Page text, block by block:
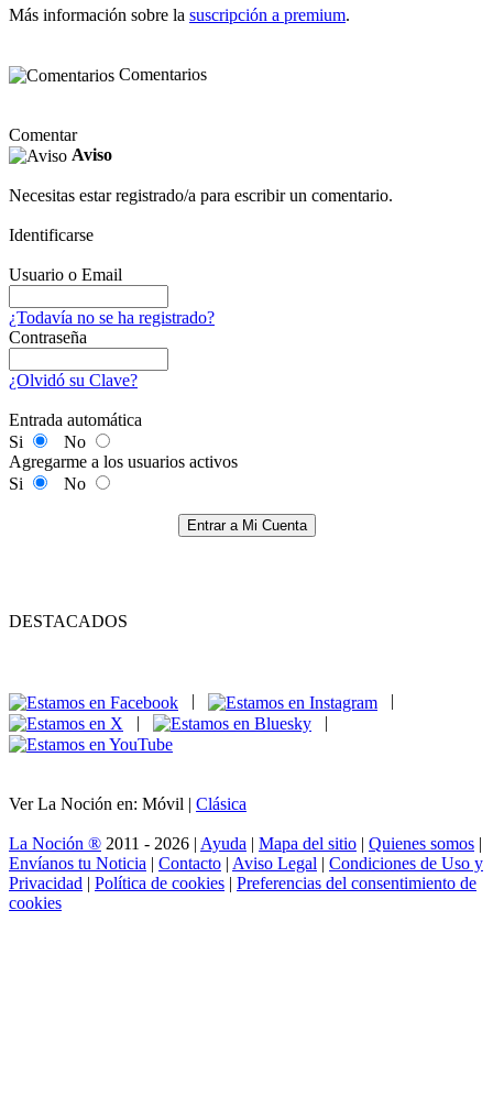
Más información sobre la suscripción a premium.
Comentarios
Comentar
Aviso
Necesitas estar registrado/a para escribir un comentario.
Identificarse
Usuario o Email
¿Todavía no se ha registrado?
Contraseña
¿Olvidó su Clave?
Entrada automática
Si
No
Agregarme a los usuarios activos
Si
No
Entrar a Mi Cuenta
DESTACADOS
|
|
Ver La Noción en: Móvil | Clásica
La Noción ® 2011 - 2026 | Ayuda | Mapa del sitio | Quienes somos |
Envíanos tu Noticia | Contacto | Aviso Legal | Condiciones de Uso y
Privacidad | Política de cookies | Preferencias del consentimiento de
cookies